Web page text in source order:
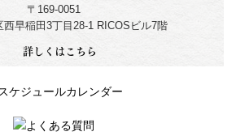
〒169-0051
西早稲田3丁目28-1 RICOSビル7階
詳しくはこちら